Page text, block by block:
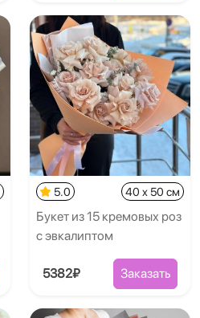
5.0 40 x 50 см
Букет из 15 кремовых роз
с эвкалиптом
5382₽ Заказать